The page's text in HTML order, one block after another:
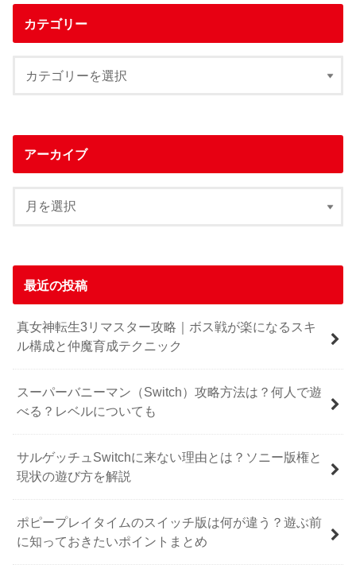
カテゴリー
アーカイブ
最近の投稿
真女神転生3リマスター攻略｜ボス戦が楽になるスキ
ル構成と仲魔育成テクニック
スーパーバニーマン（Switch）攻略方法は？何人で遊
べる？レベルについても
サルゲッチュSwitchに来ない理由とは？ソニー版権と
現状の遊び方を解説
ポピープレイタイムのスイッチ版は何が違う？遊ぶ前
に知っておきたいポイントまとめ